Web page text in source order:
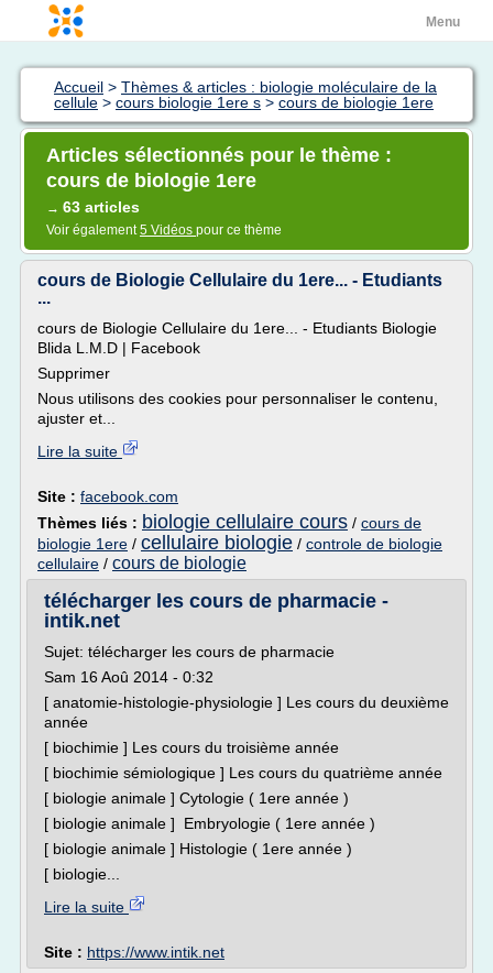
Menu
Accueil > Thèmes & articles : biologie moléculaire de la
cellule > cours biologie 1ere s > cours de biologie 1ere
Articles sélectionnés pour le thème :
cours de biologie 1ere
→ 63 articles
Voir également5 Vidéos pour ce thème
cours de Biologie Cellulaire du 1ere... - Etudiants
...
cours de Biologie Cellulaire du 1ere... - Etudiants Biologie
Blida L.M.D | Facebook
Supprimer
Nous utilisons des cookies pour personnaliser le contenu,
ajuster et...
Lire la suite
Site : facebook.com
Thèmes liés : biologie cellulaire cours / cours de
biologie 1ere / cellulaire biologie / controle de biologie
cellulaire / cours de biologie
télécharger les cours de pharmacie -
intik.net
Sujet: télécharger les cours de pharmacie
Sam 16 Aoû 2014 - 0:32
[ anatomie-histologie-physiologie ] Les cours du deuxième
année
[ biochimie ] Les cours du troisième année
[ biochimie sémiologique ] Les cours du quatrième année
[ biologie animale ] Cytologie ( 1ere année )
[ biologie animale ] Embryologie ( 1ere année )
[ biologie animale ] Histologie ( 1ere année )
[ biologie...
Lire la suite
Site : https://www.intik.net